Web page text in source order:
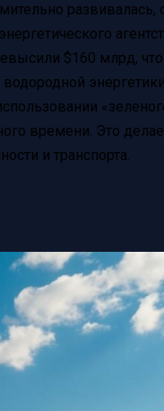
$160 млрд,
времени. Это
и транспорта.